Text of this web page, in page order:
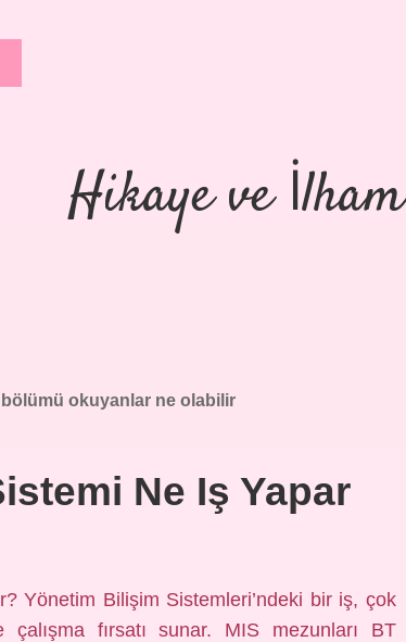
Hikaye ve İlham
okuyanlar ne olabilir
Ne Iş Yapar
Yönetim Bilişim Sistemleri’ndeki bir iş, çok
fırsatı sunar. MIS mezunları BT